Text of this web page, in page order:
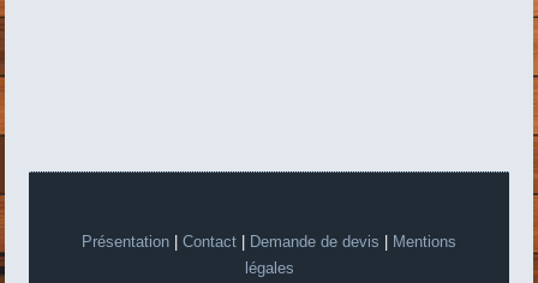
Présentation Contact Demande de devis
Mentions
légales